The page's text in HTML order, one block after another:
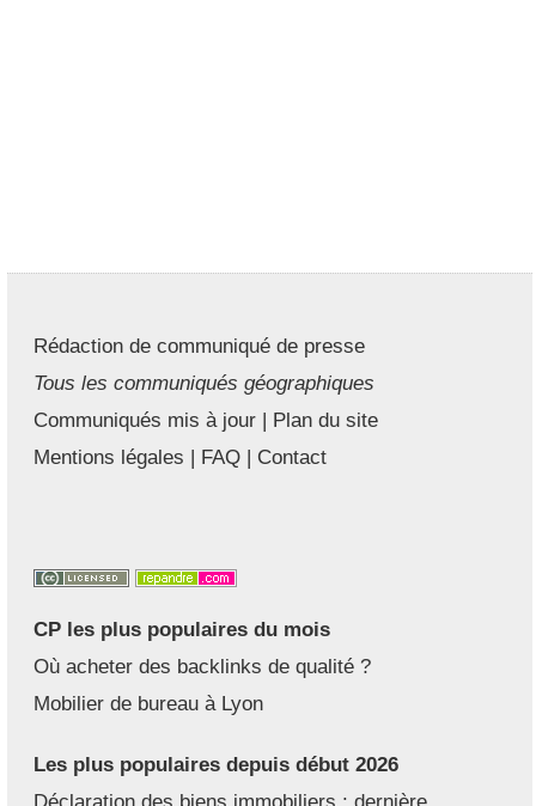
Rédaction de communiqué de presse
Tous les communiqués géographiques
Communiqués mis à jour | Plan du site
Mentions légales | FAQ | Contact
CP les plus populaires du mois
Où acheter des backlinks de qualité ?
Mobilier de bureau à Lyon
Les plus populaires depuis début 2026
Déclaration des biens immobiliers : dernière